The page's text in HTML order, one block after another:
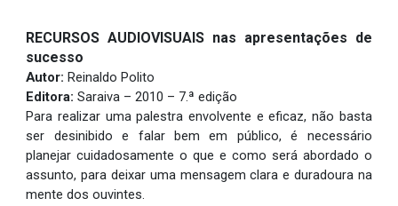
RECURSOS AUDIOVISUAIS nas apresentações de
sucesso
Autor:Reinaldo Polito
Editora:Saraiva – 2010 – 7.ª edição
Para realizar uma palestra envolvente e eficaz, não basta
ser desinibido e falar bem em público, é necessário
planejar cuidadosamente o que e como será abordado o
assunto, para deixar uma mensagem clara e duradoura na
mente dos ouvintes.